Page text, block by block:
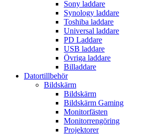
Sony laddare
Synology laddare
Toshiba laddare
Universal laddare
PD Laddare
USB laddare
Övriga laddare
Billaddare
Datortillbehör
Bildskärm
Bildskärm
Bildskärm Gaming
Monitorfästen
Monitorrengöring
Projektorer